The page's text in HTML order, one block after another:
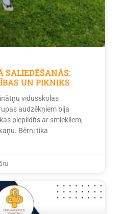
SALIEDĒŠANĀS:
UN PIKNIKS
vidusskolas
audzēkņiem bija
piepildīts ar smiekliem,
Bērni tika